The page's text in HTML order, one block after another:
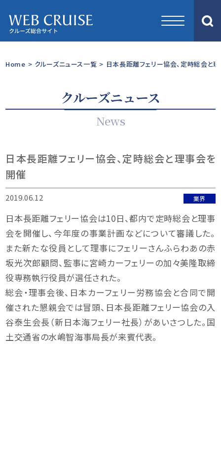
Home > クルーズニュース一覧 > 日本長距離フェリー協会、定時総会と
クルーズニュース
News
日本長距離フェリー協会、定時総会と理事会を
開催
2019.06.12 業界
日本長距離フェリー協会は10日、都内で定時総会と理事
会を開催し、今年度の事業計画などについて審議した。
また新たな役員として理事にフェリーさんふらわあの赤
坂光次郎顧問、監事に宮崎カーフェリーの加々美隆取締
役専務執行役員が選任された。
総会・理事会後、日本カーフェリー労務協会と合同で開
催された懇親会では冒頭、日本長距離フェリー協会の入
谷泰生会長（新日本海フェリー社長）があいさつした。国
土交通省の水嶋智海事局長が来賓代表。